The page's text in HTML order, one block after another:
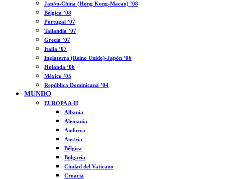
Japón-China (Hong Kong-Macao) ’08
Bélgica ’08
Portugal ’07
Tailandia ’07
Grecia ’07
Italia ’07
Inglaterra (Reino Unido)-Japón ’06
Holanda ’06
México ’05
República Dominicana ’04
MUNDO
EUROPA A-H
Albania
Alemania
Andorra
Austria
Bélgica
Bulgaria
Ciudad del Vaticano
Croacia